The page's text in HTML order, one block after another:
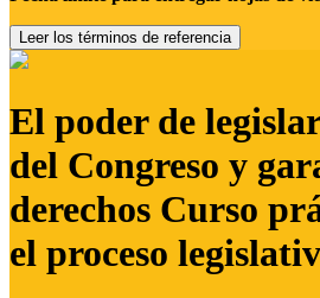
Leer los términos de referencia
El poder de
del Congreso y
derechos Curso
el proceso